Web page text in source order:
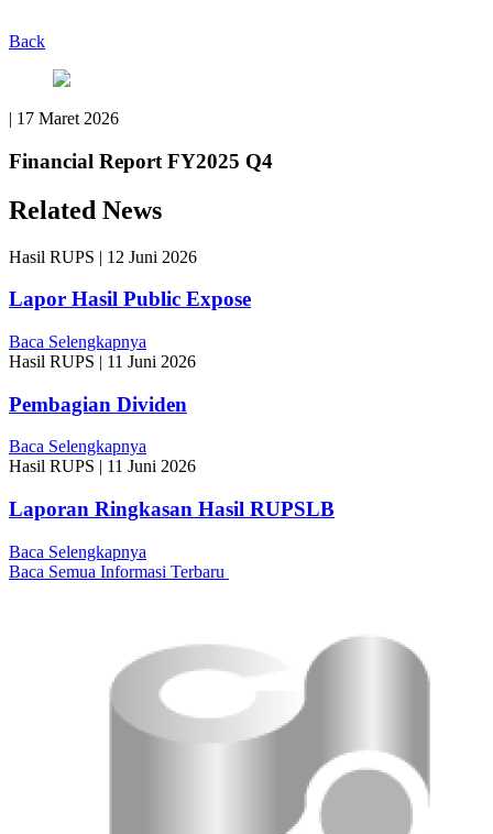
Back
| 17 Maret 2026
Financial Report FY2025 Q4
Related News
Hasil RUPS | 12 Juni 2026
Lapor Hasil Public Expose
Baca Selengkapnya
Hasil RUPS | 11 Juni 2026
Pembagian Dividen
Baca Selengkapnya
Hasil RUPS
11 Juni 2026
Laporan Ringkasan Hasil RUPSLB
Baca Selengkapnya
Baca Semua Informasi Terbaru